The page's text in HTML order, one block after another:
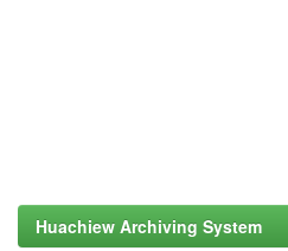
Huachiew Archiving System